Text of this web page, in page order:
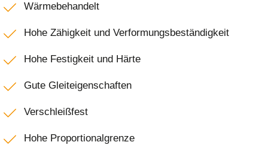
Wärmebehandelt
Hohe Zähigkeit und Verformungsbeständigkeit
Hohe Festigkeit und Härte
Gute Gleiteigenschaften
Verschleißfest
Hohe Proportionalgrenze